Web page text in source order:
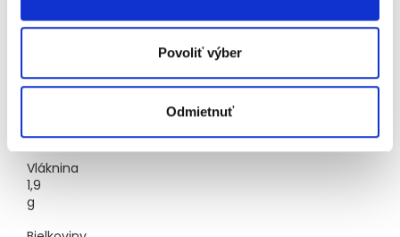
Povoliť výber
Odmietnuť
Tuky1
g
Vláknina
1,9
g